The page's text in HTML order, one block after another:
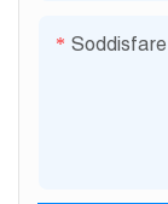
Soddisfare